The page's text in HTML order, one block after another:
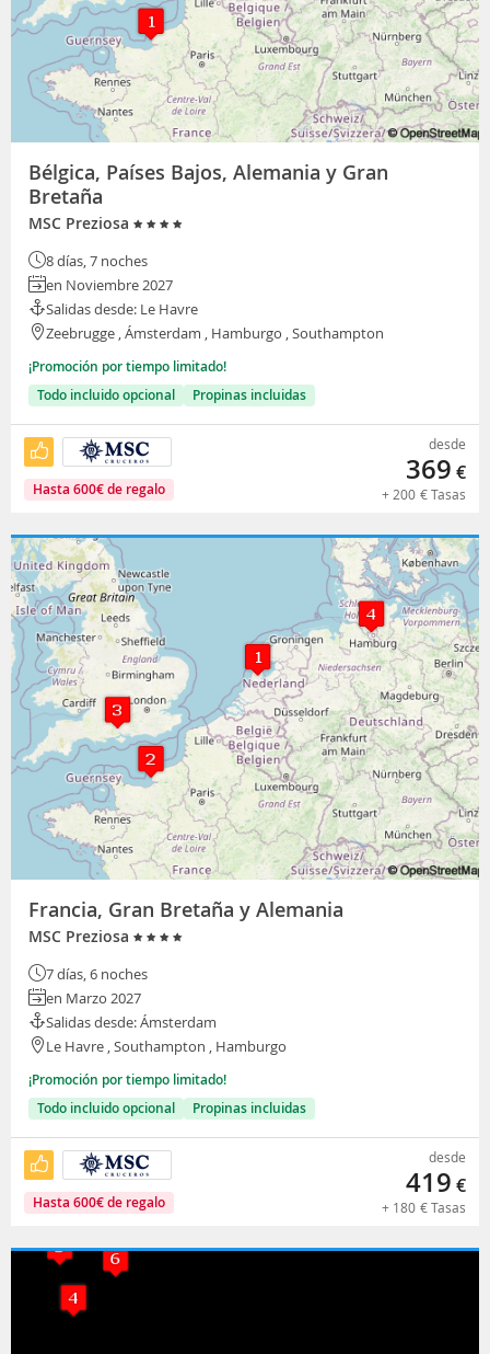
Bélgica, Países Bajos, Alemania y Gran
Bretaña
MSC Preziosa
8 días, 7 noches
en Noviembre 2027
Salidas desde: Le Havre
Zeebrugge , Ámsterdam , Hamburgo , Southampton
¡Promoción por tiempo limitado!
Todo incluido opcional
Propinas incluidas
Hasta 600€de regalo
desde
369 €
+ 200 €Tasas
Francia, Gran Bretaña y Alemania
MSC Preziosa
7 días, 6 noches
en Marzo 2027
Salidas desde: Ámsterdam
Le Havre , Southampton , Hamburgo
¡Promoción por tiempo limitado!
Todo incluido opcional
Propinas incluidas
Hasta 600€de regalo
desde
419 €
+ 180 €Tasas